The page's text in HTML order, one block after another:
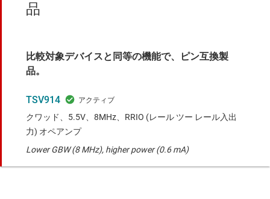
品
比較対象デバイスと同等の機能で、ピン互換製
品。
TSV914
クワッド、5.5V、8MHz、RRIO (レール ツー レール入出
力) オペアンプ
Lower GBW (8 MHz), higher power (0.6 mA)